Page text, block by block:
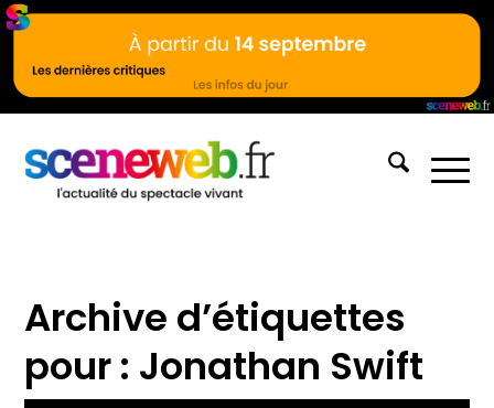
Archive d’étiquettes
pour : Jonathan Swift